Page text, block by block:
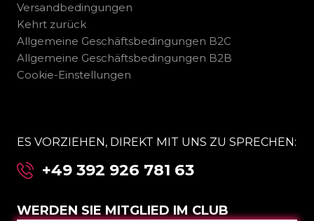
Versandbedingungen
Kehrt zurück
Allgemeine Geschäftsbedingungen B2C
Allgemeine Geschäftsbedingungen B2B
Cookie-Einstellungen
ES VORZIEHEN, DIREKT MIT UNS ZU SPRECHEN:
+49 392 926 781 63
WERDEN SIE MITGLIED IM CLUB